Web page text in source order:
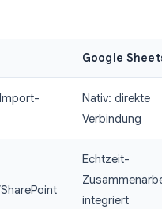
Google
Nativ: direkte
Verbindung
Echtzeit-
integriert